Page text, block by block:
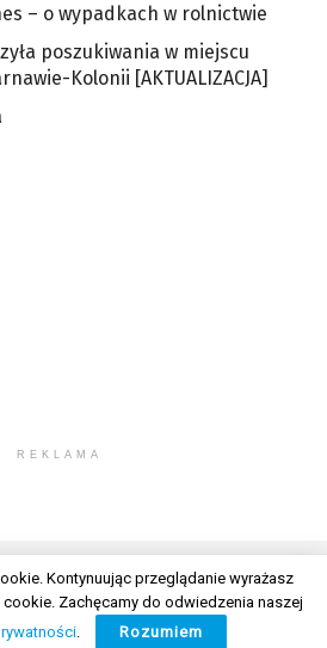
– o wypadkach w rolnictwie
poszukiwania w miejscu
Kolonii [AKTUALIZACJA]
REKLAMA
Radio Lublin S.A. w likwidacji
Kontynuując przeglądanie wyrażasz
Zachęcamy do odwiedzenia naszej
. Rozumiem